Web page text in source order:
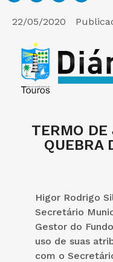
22/05/2020
TERMO DE
QUEBRA
Higor Rodrigo
Secretário
Gestor do
uso de suas
com o
E-SIC
PERGUNTAS